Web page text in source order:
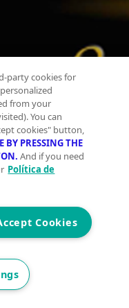
E
party cookies for
from your
You can
cookies" button,
BY PRESSING THE
And if you need
Política de
Cookies